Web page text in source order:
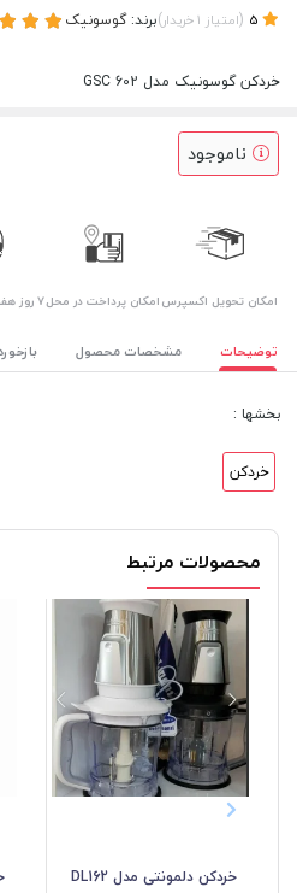
(امتیاز 1خریدار)برند:گوسونیک
خردکن گوسونیک مدل GSC 602
ناموجود
اﻣﮑﺎن ﺗﺤﻮﯾﻞ اﮐﺴﭙﺮسامکان پرداخت در محل۷ روز ﻫﻔﺘﻪ، ۲۴ ﺳﺎﻋﺘﻪ
توضیحات مشخصات محصول
بخشها :
خردکن
محصولات مرتبط
خردکن دلمونتی مدل DL162